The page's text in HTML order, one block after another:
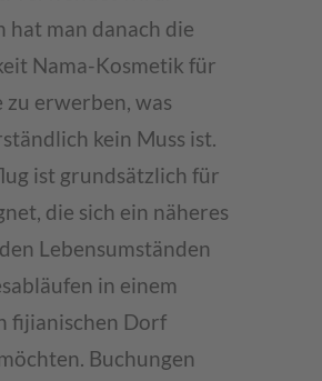
hat man danach die
Nama-Kosmetik für
zu erwerben, was
kein Muss ist.
ist grundsätzlich für
die sich ein näheres
Lebensumständen
in einem
fijianischen Dorf
Buchungen